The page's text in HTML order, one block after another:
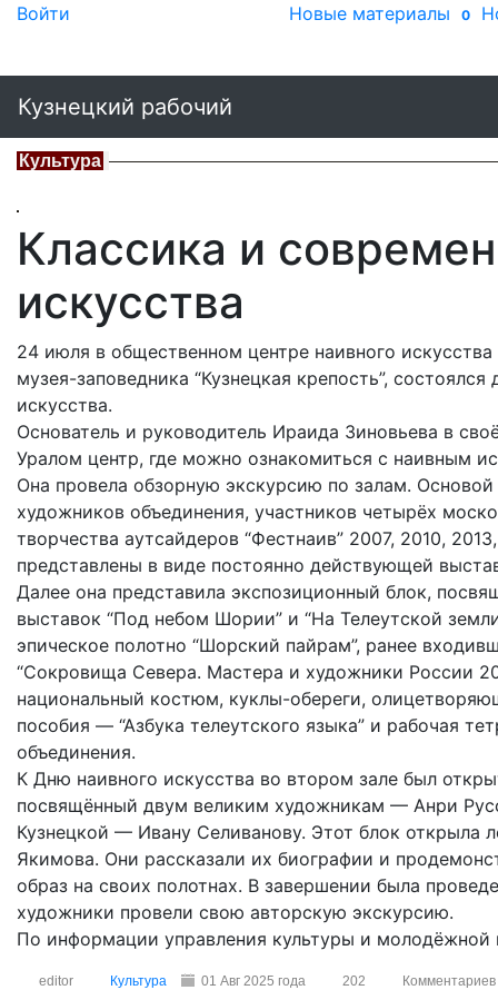
Войти Новые материалы 0
Кузнецкий рабочий
Культура
Классика и
искусства
24 июля в общественном центре наивного
музея-заповедника “Кузнецкая крепость”,
искусства.
Основатель и руководитель Ираида Зиновьева в
Уралом центр, где можно ознакомиться с наивным
Она провела обзорную экскурсию по залам.
художников объединения, участников четырёх
творчества аутсайдеров “Фестнаив” 2007, 2010,
представлены в виде постоянно действующей
Далее она представила экспозиционный блок,
выставок “Под небом Шории” и “На Телеутской
эпическое полотно “Шорский пайрам”, ранее
“Сокровища Севера. Мастера и художники России
национальный костюм, куклы-обереги,
пособия — “Азбука телеутского языка” и рабочая
объединения.
К Дню наивного искусства во втором зале был
посвящённый двум великим художникам — Анри
Кузнецкой — Ивану Селиванову. Этот блок
Якимова. Они рассказали их биографии и
образ на своих полотнах. В завершении была
художники провели свою авторскую экскурсию.
По информации управления культуры и молодёжной
editor Культура 01 Авг 2025 года 202 Комментариев